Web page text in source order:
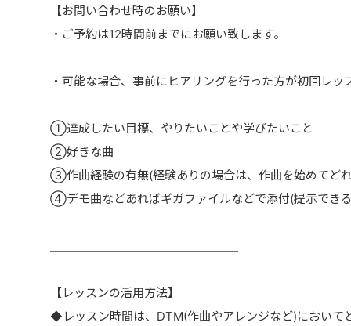
【お問い合わせ時のお願い】
・ご予約は12時間前までにお願い致します。
・可能な場合、事前にヒアリングを行った方が初回
①達成したい目標、やりたいことや学びたいこと
②好きな曲
③作曲経験の有無(経験ありの場合は、作曲を始めてど
④デモ曲などあればギガファイルなどで添付(提示でき
【レッスンの活用方法】
◆レッスン時間は、DTM(作曲やアレンジなど)において